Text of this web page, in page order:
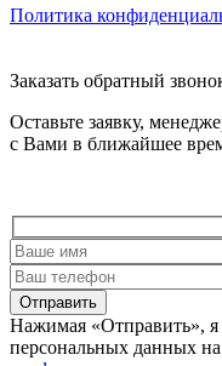
Политика
Заказать обратный
Оставьте заявку,
с Вами в ближайшее
Отправить
Нажимая «Отправить», я
персональных данных